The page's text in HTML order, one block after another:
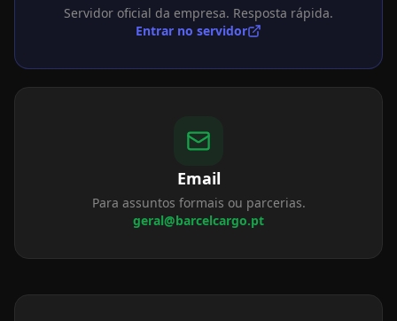
Servidor oficial da empresa. Resposta rápida.
Entrar no servidor
Email
Para assuntos formais ou parcerias.
geral@barcelcargo.pt